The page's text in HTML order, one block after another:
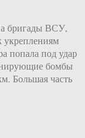
бригады ВСУ,
укреплениям
попала под удар
бомбы
Большая часть